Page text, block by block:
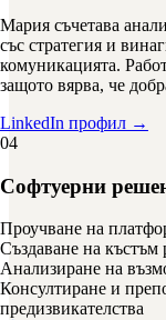
Мария съчетава
със стратегия и
комуникацията.
защото вярва, че
LinkedIn профил →
04
Софтуерни
Проучване на
Създаване на
Анализиране на
Консултиране и
предизвикателства